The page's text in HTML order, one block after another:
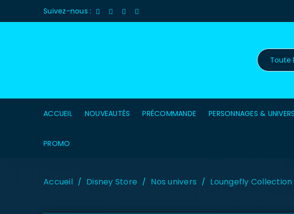
Suivez-nous :
ACCUEIL NOUVEAUTÉS PRÉCOMMANDE PERSONNAGES & UNIVERS
PROMO
Accueil / Disney Store / Nos univers / Loungefly Collection